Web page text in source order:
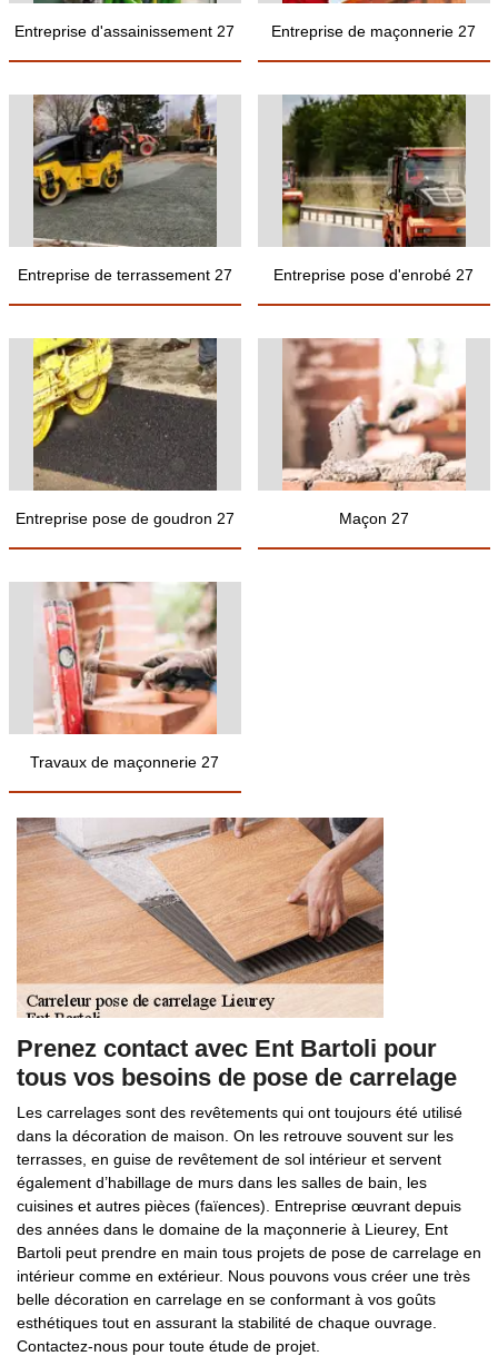
Entreprise d'assainissement 27 Entreprise de maçonnerie 27
Entreprise de terrassement 27 Entreprise pose d'enrobé 27
Entreprise pose de goudron 27 Maçon 27
Travaux de maçonnerie 27
Prenez contact avec Ent Bartoli pour
tous vos besoins de pose de carrelage
Les carrelages sont des revêtements qui ont toujours été utilisé
dans la décoration de maison. On les retrouve souvent sur les
terrasses, en guise de revêtement de sol intérieur et servent
également d’habillage de murs dans les salles de bain, les
cuisines et autres pièces (faïences). Entreprise œuvrant depuis
des années dans le domaine de la maçonnerie à Lieurey, Ent
Bartoli peut prendre en main tous projets de pose de carrelage en
intérieur comme en extérieur. Nous pouvons vous créer une très
belle décoration en carrelage en se conformant à vos goûts
esthétiques tout en assurant la stabilité de chaque ouvrage.
Contactez-nous pour toute étude de projet.